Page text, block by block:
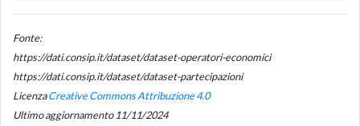
Fonte:
https://dati.consip.it/dataset/dataset-operatori-economici
https://dati.consip.it/dataset/dataset-partecipazioni
LicenzaCreative Commons Attribuzione 4.0
Ultimo aggiornamento 11/11/2024